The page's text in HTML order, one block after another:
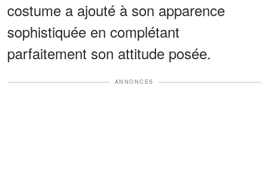
costume a ajouté à son apparence
sophistiquée en complétant
parfaitement son attitude posée.
ANNONCES